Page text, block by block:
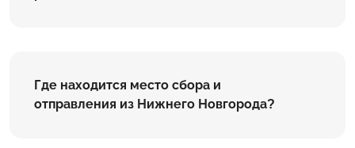
Где находится место сбора и
отправления из Нижнего Новгорода?